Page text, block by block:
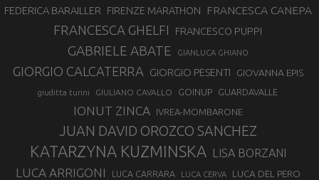
FEDERICA BARAILLER FIRENZE MARATHON FRANCESCA CANEPA
FRANCESCA GHELFI FRANCESCO PUPPI
GABRIELE ABATE GIANLUCA GHIANO
GIORGIO CALCATERRA GIORGIO PESENTI GIOVANNA EPIS
giuditta turini GIULIANO CAVALLO GOINUP GUARDAVALLE
IONUT ZINCA IVREA-MOMBARONE
JUAN DAVID OROZCO SANCHEZ
KATARZYNA KUZMINSKA LISA BORZANI
LUCA ARRIGONI LUCA CARRARA LUCA CERVA LUCA DEL PERO